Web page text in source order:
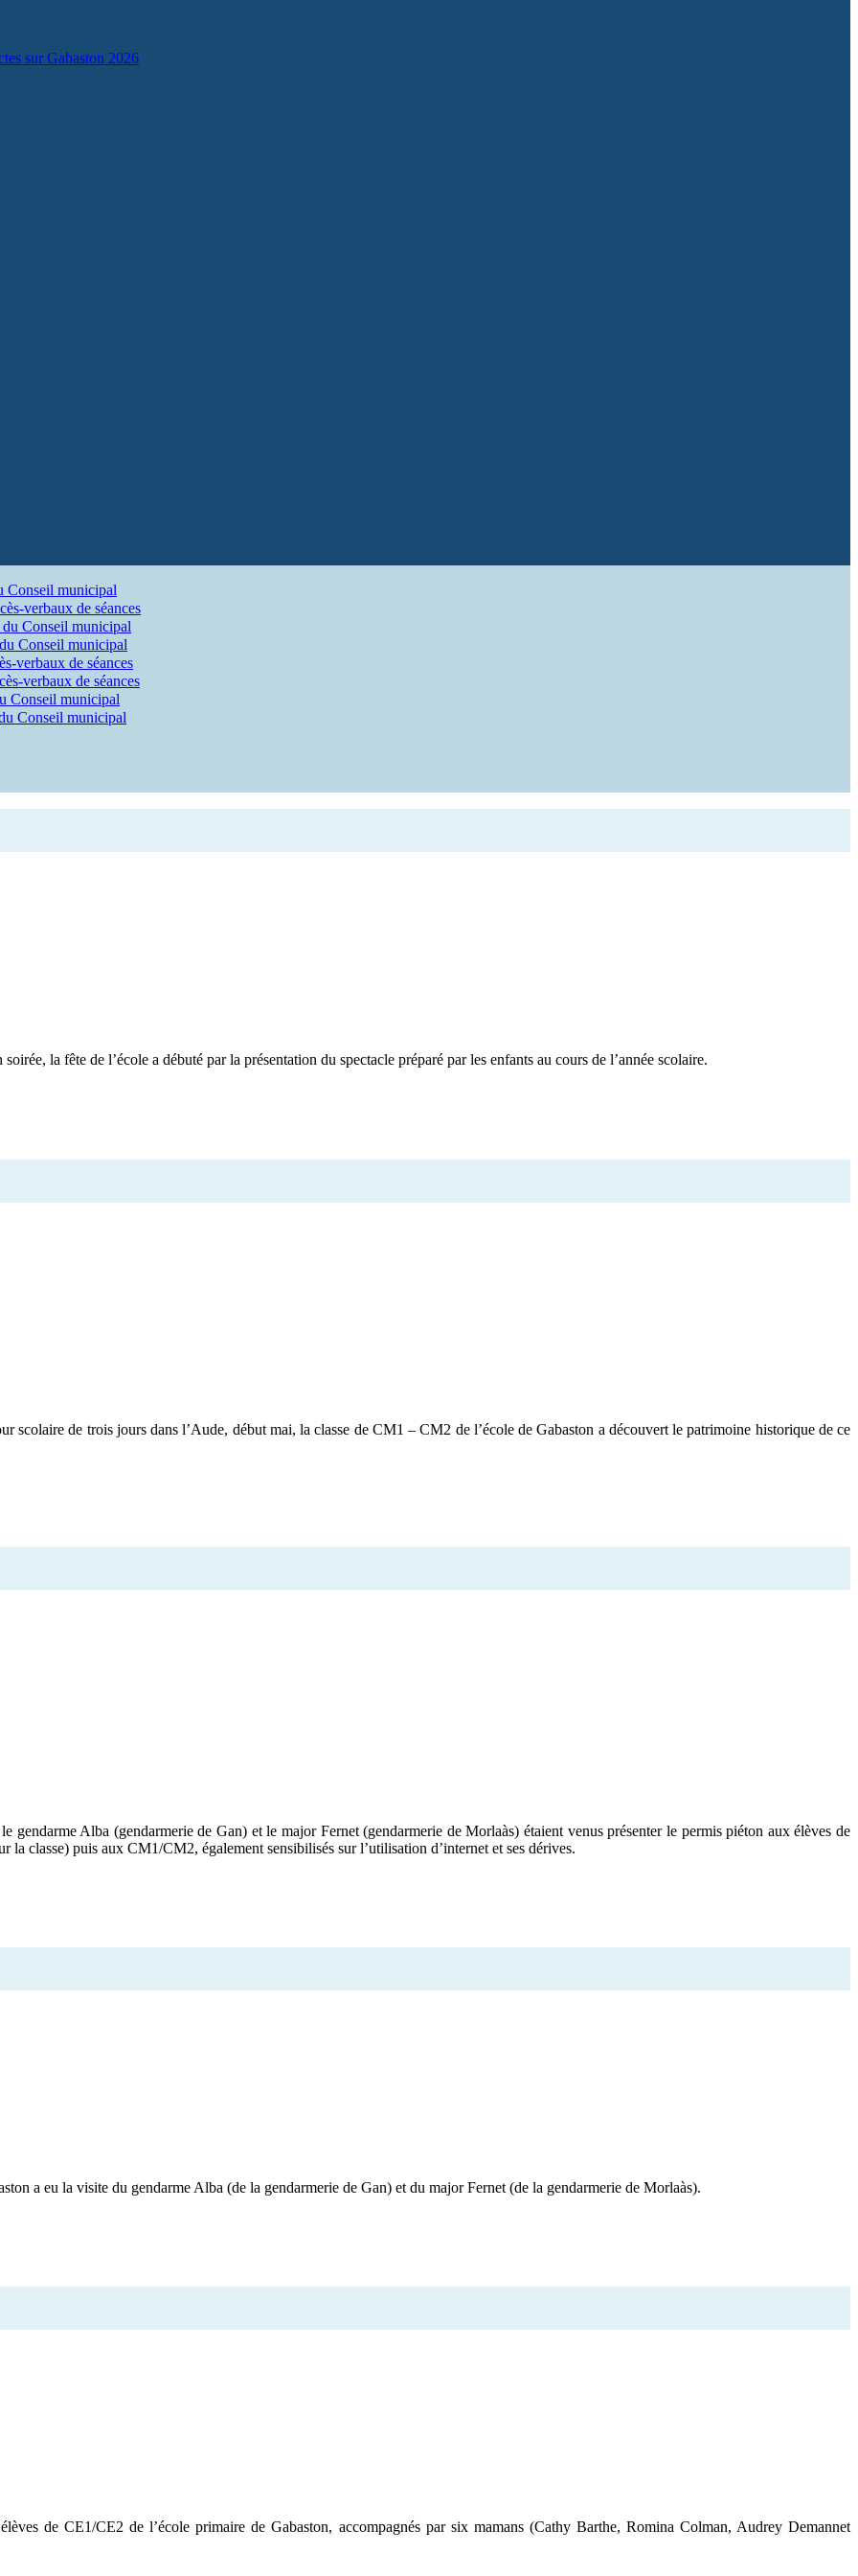
sur Gabaston 2026
Conseil municipal
verbaux de séances
Conseil municipal
Conseil municipal
verbaux de séances
verbaux de séances
Conseil municipal
Conseil municipal
la fête de l’école a débuté par la présentation du spectacle préparé par les enfants au cours de l’année scolaire.
scolaire de trois jours dans l’Aude, début mai, la classe de CM1 – CM2 de l’école de Gabaston a découvert le patrimoine historique de ce
gendarme Alba (gendarmerie de Gan) et le major Fernet (gendarmerie de Morlaàs) étaient venus présenter le permis piéton aux élèves de
classe) puis aux CM1/CM2, également sensibilisés sur l’utilisation d’internet et ses dérives.
a eu la visite du gendarme Alba (de la gendarmerie de Gan) et du major Fernet (de la gendarmerie de Morlaàs).
de CE1/CE2 de l’école primaire de Gabaston, accompagnés par six mamans (Cathy Barthe, Romina Colman, Audrey Demannet